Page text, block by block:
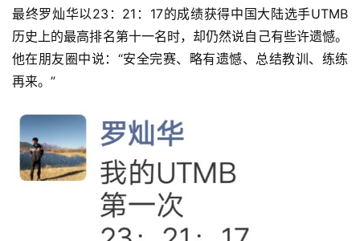
最终罗灿华以23：21：17的成绩获得中国大陆选手UTMB
历史上的最高排名第十一名时，却仍然说自己有些许遗憾。
他在朋友圈中说：“安全完赛、略有遗憾、总结教训、练练
再来。”